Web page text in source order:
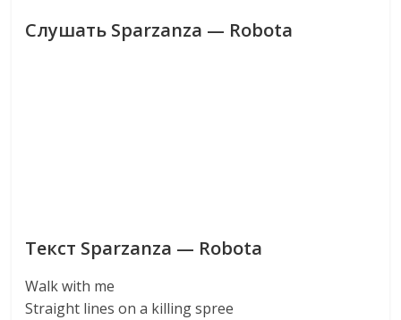
Слушать Sparzanza — Robota
Текст Sparzanza — Robota
Walk with me
Straight lines on a killing spree